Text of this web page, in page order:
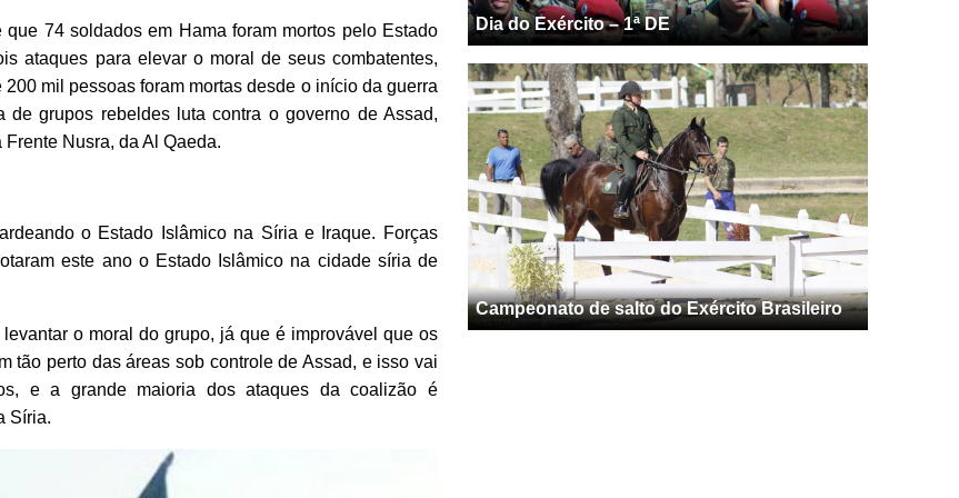
74 soldados em Hama foram mortos pelo Estado
ataques para elevar o moral de seus combatentes,
mil pessoas foram mortas desde o início da guerra
grupos rebeldes luta contra o governo de Assad,
Nusra, da Al Qaeda.
o Estado Islâmico na Síria e Iraque. Forças
este ano o Estado Islâmico na cidade síria de
o moral do grupo, já que é improvável que os
tão perto das áreas sob controle de Assad, e isso vai
e a grande maioria dos ataques da coalizão é
Síria.
Dia do Exército – 1ª DE
Campeonato de salto do Exército Brasileiro